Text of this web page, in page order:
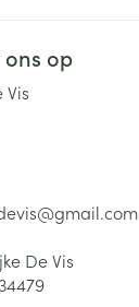
op
gmail.com
De Vis